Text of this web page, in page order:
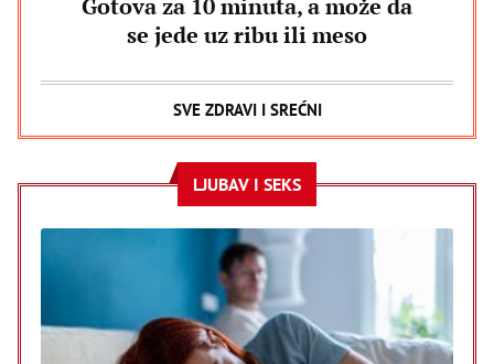
Gotova za 10 minuta, a može da
se jede uz ribu ili meso
SVE ZDRAVI I SREĆNI
LJUBAV I SEKS